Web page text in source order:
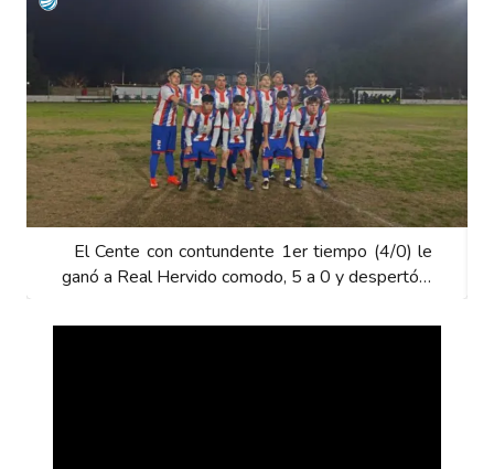
El Cente con contundente 1er tiempo (4/0) le
ganó a Real Hervido comodo, 5 a 0 y despertó…